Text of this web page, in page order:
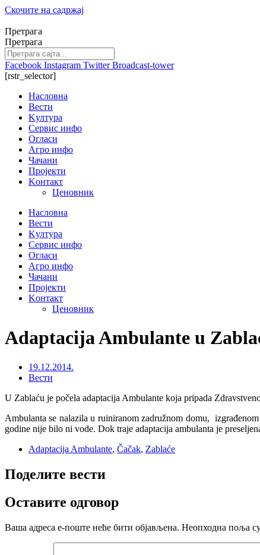
Скочите на садржај
Претрага
Претрага
Facebook Instagram Twitter Broadcast-tower
[rstr_selector]
Насловна
Вести
Kултура
Сервис инфо
Огласи
Агро инфо
Чачани
Пројекти
Kонтакт
Ценовник
Насловна
Вести
Kултура
Сервис инфо
Огласи
Агро инфо
Чачани
Пројекти
Kонтакт
Ценовник
Adaptacija Ambulante u
19.12.2014.
Вести
U Zablaću je počela adaptacija Ambulante koja pripada
Ambulanta se nalazila u ruiniranom zadružnom domu,
godine nije bilo ni vode. Dok traje adaptacija ambulanta je
Adaptacija Ambulante, Čačak, Zablaće
Поделите вести
Оставите одговор
Ваша адреса е-поште неће бити објављена. Неопходна поља